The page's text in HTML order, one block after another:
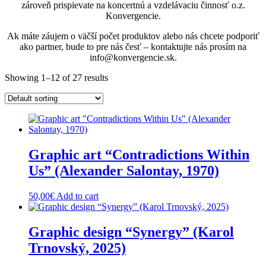
zároveň prispievate na koncertnú a vzdelávaciu činnosť o.z.
Konvergencie.
Ak máte záujem o väčší počet produktov alebo nás chcete podporiť
ako partner, bude to pre nás česť – kontaktujte nás prosím na
info@konvergencie.sk.
Showing 1–12 of 27 results
Graphic art “Contradictions Within
Us” (Alexander Salontay, 1970)
50,00€ Add to cart
Graphic design “Synergy” (Karol
Trnovský, 2025)